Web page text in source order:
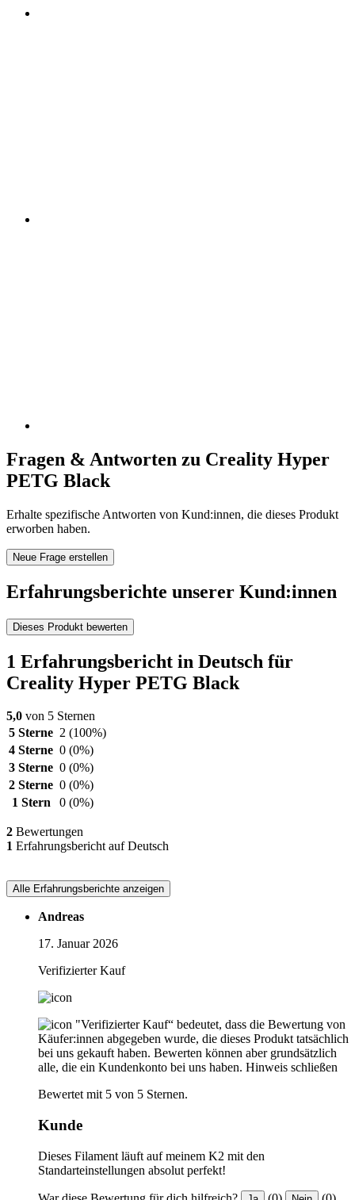
Fragen & Antworten zu Creality Hyper
PETG Black
Erhalte spezifische Antworten von Kund:innen, die dieses Produkt
erworben haben.
Neue Frage erstellen
Erfahrungsberichte unserer Kund:innen
Dieses Produkt bewerten
1 Erfahrungsbericht in Deutsch für
Creality Hyper PETG Black
5,0 von 5 Sternen
5 Sterne 2 (100%)
4 Sterne 0 (0%)
3 Sterne 0 (0%)
2 Sterne 0 (0%)
1 Stern
0 (0%)
2 Bewertungen
1 Erfahrungsbericht auf Deutsch
Alle Erfahrungsberichte anzeigen
Andreas
17. Januar 2026
Verifizierter Kauf
"Verifizierter Kauf“ bedeutet, dass die Bewertung von
Käufer:innen abgegeben wurde, die dieses Produkt tatsächlich
bei uns gekauft haben. Bewerten können aber grundsätzlich
alle, die ein Kundenkonto bei uns haben. Hinweis schließen
Bewertet mit 5 von 5 Sternen.
Kunde
Dieses Filament läuft auf meinem K2 mit den
Standarteinstellungen absolut perfekt!